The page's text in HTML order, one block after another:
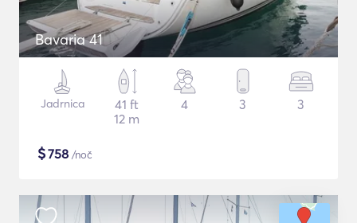
Bavaria 41
Jadrnica
41 ft
12 m
4 3 3
$758 /noč